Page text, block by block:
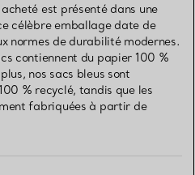
est présenté dans une
célèbre emballage date de
normes de durabilité modernes.
contiennent du papier 100 %
nos sacs bleus sont
% recyclé, tandis que les
fabriquées à partir de